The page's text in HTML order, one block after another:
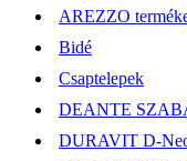
AREZZO
Bidé
Csaptelepek
DEANTE
DURAVIT D-